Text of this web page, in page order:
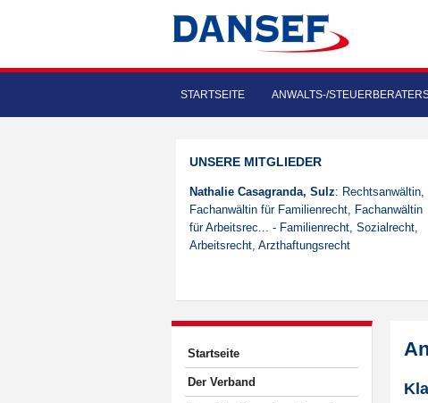
STARTSEITE ANWALTS-/
UNSERE MITGLIEDER
Nathalie Casagranda, Sulz: Rechtsanwältin,
Fachanwältin für Familienrecht, Fachanwältin
für Arbeitsrec... - Familienrecht, Sozialrecht,
Arbeitsrecht, Arzthaftungsrecht
Startseite
Der Verband